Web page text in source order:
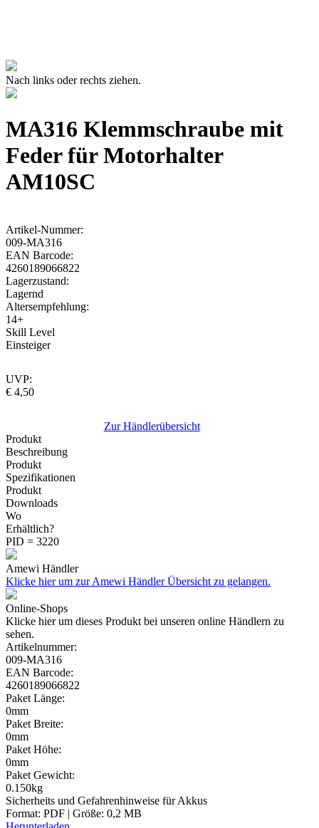
Nach links oder rechts ziehen.
MA316 Klemmschraube mit
Feder für Motorhalter
AM10SC
Artikel-Nummer:
009-MA316
EAN Barcode:
4260189066822
Lagerzustand:
Lagernd
Altersempfehlung:
14+
Skill Level
Einsteiger
UVP:
€ 4,50
Zur Händlerübersicht
Produkt
Beschreibung
Produkt
Spezifikationen
Produkt
Downloads
Wo
Erhältlich?
PID = 3220
Amewi Händler
Klicke hier um zur Amewi Händler Übersicht zu gelangen.
Online-Shops
Klicke hier um dieses Produkt bei unseren online Händlern zu
sehen.
Artikelnummer:
009-MA316
EAN Barcode:
4260189066822
Paket Länge:
0mm
Paket Breite:
0mm
Paket Höhe:
0mm
Paket Gewicht:
0.150kg
Sicherheits und Gefahrenhinweise für Akkus
Format: PDF | Größe: 0,2 MB